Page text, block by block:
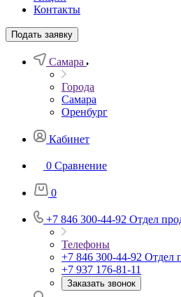
Контакты
Подать заявку
Самара
Города
Самара
Оренбург
Кабинет
0 Сравнение
0
+7 846 300-44-92 Отдел
Телефоны
+7 846 300-44-92 Отдел
+7 937 176-81-11
Заказать звонок